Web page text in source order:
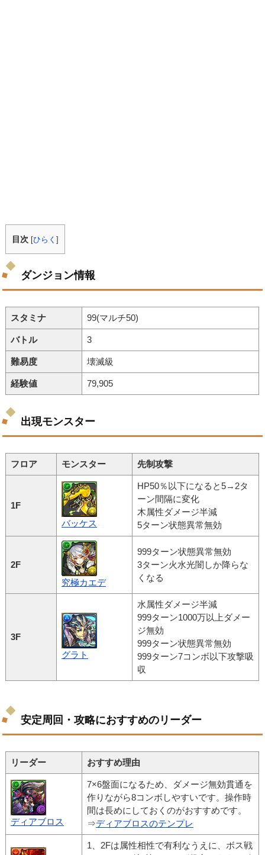
目次 [ひらく]
ダンジョン情報
スタミナ 99(マルチ50)
バトル 3
難易度 壊滅級
経験値 79,905
出現モンスター
フロア モンスター 先制攻撃
1F
バッケス
HP50％以下になると5→2タ
ーン間隔に変化
木属性ダメージ半減
5ターン状態異常無効
2F
究極カエデ
999ターン状態異常無効
3ターン火水光闇しか降らな
くなる
3F
グラト
水属性ダメージ半減
999ターン1000万以上ダメー
ジ無効
999ターン状態異常無効
999ターン7コンボ以下攻撃吸
収
安定周回・攻略におすすめのリーダー
リーダー おすすめ理由
ディアブロス
7×6盤面になるため、ダメージ無効貫通を
作りながら8コンボしやすいです。操作時
間は長めにしておくのがおすすめです。
⇒ディアブロスのテンプレ
1、2Fは属性相性で有利なうえに、ボス戦